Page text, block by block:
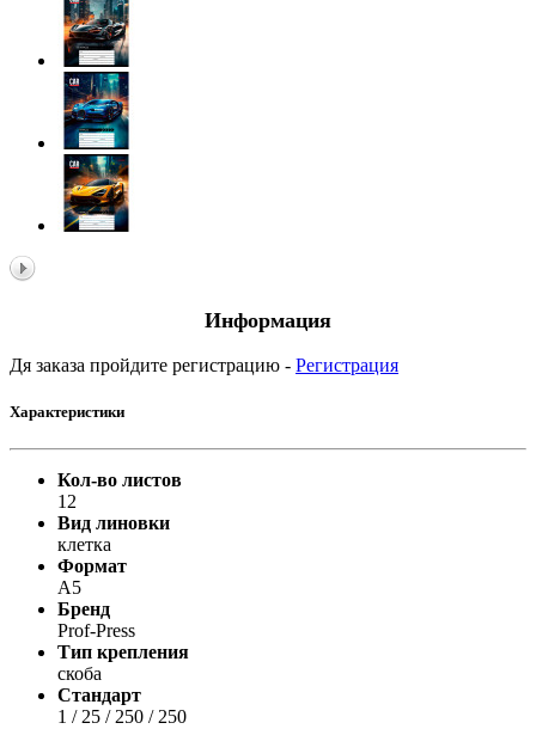
Информация
Дя заказа пройдите регистрацию - Регистрация
Характеристики
Кол-во листов
12
Вид линовки
клетка
Формат
А5
Бренд
Prof-Press
Тип крепления
скоба
Стандарт
1 / 25 / 250 / 250